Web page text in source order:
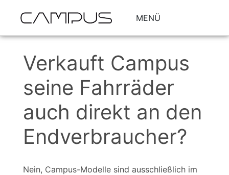
MENÜ
Verkauft Campus
seine Fahrräder
auch direkt an den
Endverbraucher?
Nein, Campus-Modelle sind ausschließlich im